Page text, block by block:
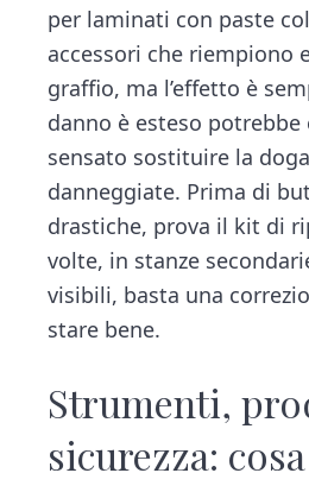
per laminati con paste
accessori che riempiono
graffio, ma l’effetto è
danno è esteso potrebbe
sensato sostituire la
danneggiate. Prima di
drastiche, prova il kit di
volte, in stanze
visibili, basta una
stare bene.
Strumenti,
sicurezza: